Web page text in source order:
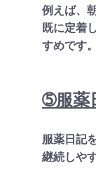
例えば、
既に定着
すめです。
➄服薬
服薬日記
継続しや